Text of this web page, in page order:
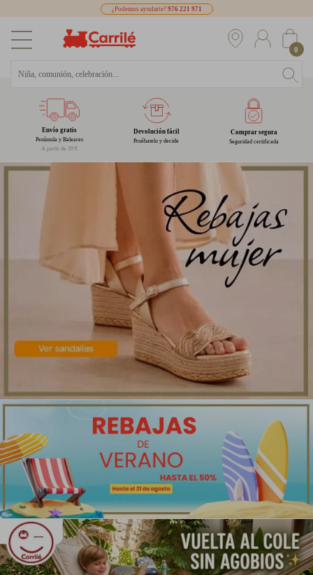
¿Podemos ayudarte? 976 221 971
0
Envío gratis
Península y Baleares
A partir de 39 €
Devolución fácil
Pruébatelo y decide
Comprar segura
Seguridad certificada